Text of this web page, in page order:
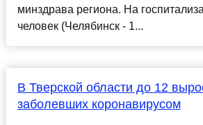
минздрава региона. На
человек (Челябинск - 1...
В Тверской области до 12
заболевших коронавирусом